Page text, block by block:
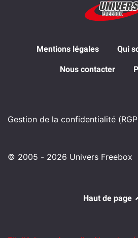
Mentions légales Qui
Nous contacter
Gestion de la confidentialité
© 2005 - 2026 Univers Freebox
Haut de page